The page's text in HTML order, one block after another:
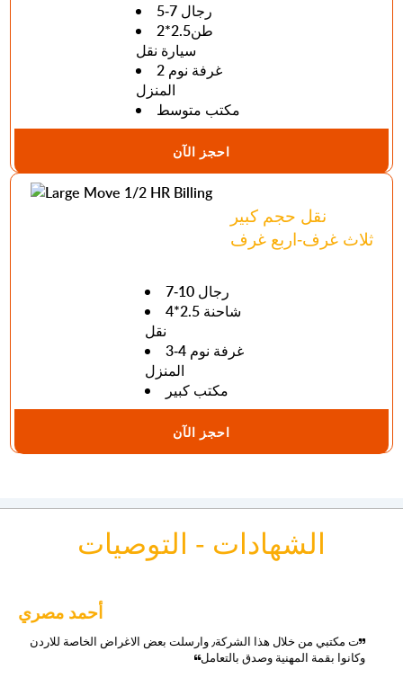
5-7 رجال
طن2.5*2
سيارة نقل
2 غرفة نوم
المنزل
مكتب متوسط
احجز الآن
نقل حجم كبير
ثلاث غرف-اربع غرف
7-10 رجال
4*2.5 شاحنة
نقل
3-4 غرفة نوم
المنزل
مكتب كبير
احجز الآن
الشهادات - التوصيات
محمد عبدلله
ورقي بالتعامل احترافية في التغليف والشحن والتوصيل جميع الأغراض
وصلت على الوقت وبافضل حال شكر خاص للأخ عمر